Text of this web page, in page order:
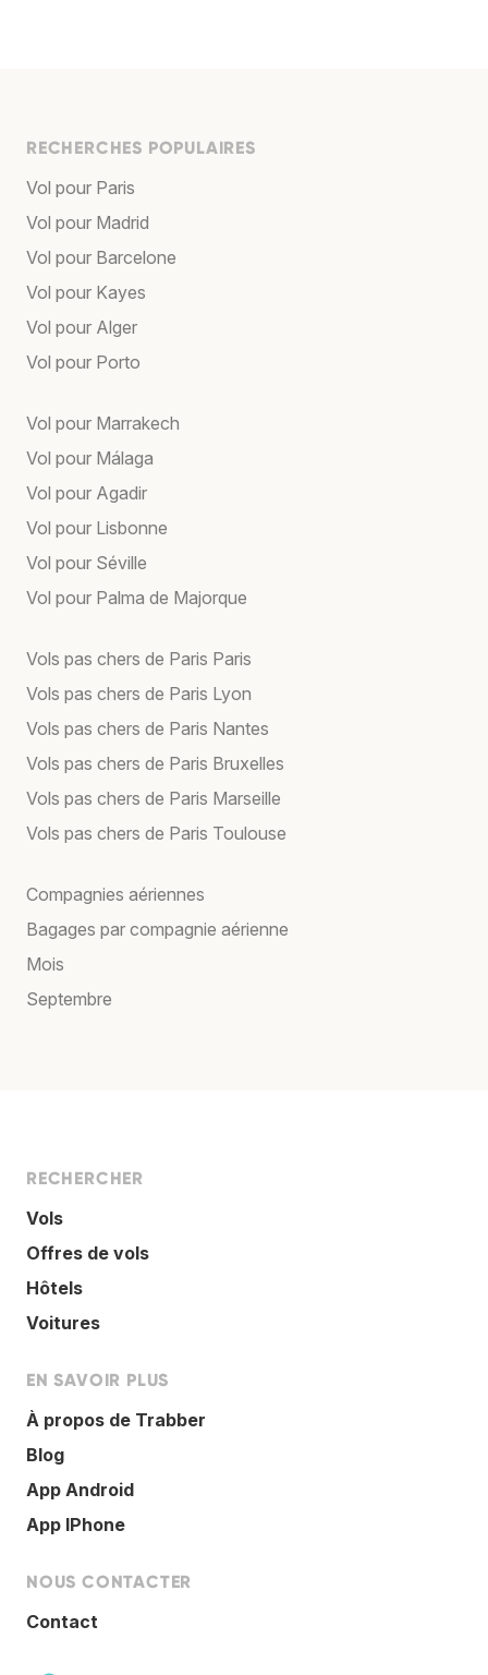
RECHERCHES POPULAIRES
Vol pour Paris
Vol pour Madrid
Vol pour Barcelone
Vol pour Kayes
Vol pour Alger
Vol pour Porto
Vol pour Marrakech
Vol pour Málaga
Vol pour Agadir
Vol pour Lisbonne
Vol pour Séville
Vol pour Palma de Majorque
Vols pas chers de Paris Paris
Vols pas chers de Paris Lyon
Vols pas chers de Paris Nantes
Vols pas chers de Paris Bruxelles
Vols pas chers de Paris Marseille
Vols pas chers de Paris Toulouse
Compagnies aériennes
Bagages par compagnie aérienne
Mois
Septembre
RECHERCHER
Vols
Offres de vols
Hôtels
Voitures
EN SAVOIR PLUS
À propos de Trabber
Blog
App Android
App IPhone
NOUS CONTACTER
Contact